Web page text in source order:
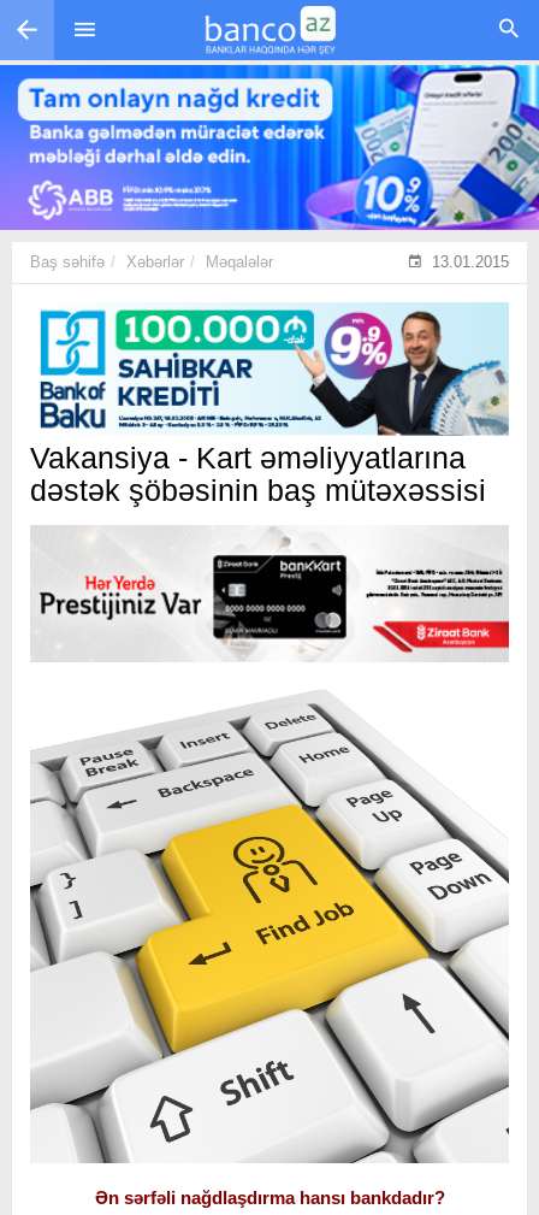
Skip to main content
Baş səhifə Xəbərlər Məqalələr 13.01.2015
Vakansiya - Kart əməliyyatlarına
dəstək şöbəsinin baş mütəxəssisi
Ən sərfəli nağdlaşdırma hansı bankdadır?